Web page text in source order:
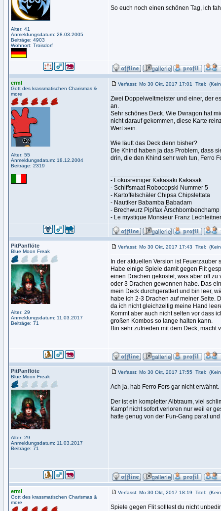
Alter: 41
Anmeldungsdatum: 28.03.2005
Beiträge: 4903
Wohnort: Troisdorf
So euch noch einen schönen Tag, ich
erml
Gott des krassmatischen Charismas &
more
Alter: 55
Anmeldungsdatum: 18.12.2004
Beiträge: 2319
Verfasst: Mo 30 Okt, 2017 17:01 Titel:
Zwei Doppelweltmeister und einer, der
an.
Sehr schönes Deck. Wie Dwragon hat
nicht darauf gekommen, diese Karte
Wert sein.
Wie läuft das Deck denn bisher?
Die Khind haben ja das Problem, dass
drin, die den Khind sehr weh tun, Ferro
- Lokusreiniger Kakasaki Kakasak
- Schiffsmaat Robocopski Nummer 5
- Kartoffelschäler Chipsa Chipslettata
- Nautiker Babamba Babadam
- Brechwurz Pipifax Ârschbombenchamp
- Le mystique Monsieur Franz
PitPanflöte
Blue Moon Freak
Alter: 29
Anmeldungsdatum: 11.03.2017
Beiträge: 71
Verfasst: Mo 30 Okt, 2017 17:43 Titel:
In der aktuellen Version ist Feuerzauber
Habe einige Spiele damit gegen Flit
einen Drachen gekostet, was aber oft
oder 3 Drachen gewonnen habe. Das
mein Deck durchgerattert und bin leer,
habe ich 2-3 Drachen auf meiner Seite.
da ich nicht gleichzeitig meine Hand
Kommt aber auch nicht selten vor dass
großen Kombos so lange halten kann.
Bin sehr zufrieden mit dem Deck,
PitPanflöte
Blue Moon Freak
Alter: 29
Anmeldungsdatum: 11.03.2017
Beiträge: 71
Verfasst: Mo 30 Okt, 2017 17:55 Titel:
Ach ja, hab Ferro Fors gar nicht erwähnt.
Der ist ein kompletter Albtraum, viel
Kampf nicht sofort verloren nur weil er
hatte genug von der Fun-Gang parat
erml
Gott des krassmatischen Charismas &
more
Verfasst: Mo 30 Okt, 2017 18:19 Titel:
Spiele gegen Flit solltest du nicht